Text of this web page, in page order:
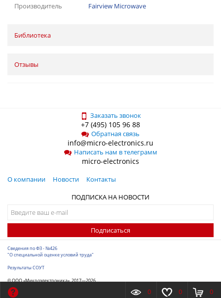
Производитель
Fairview Microwave
Библиотека
Отзывы
Заказать звонок
+7 (495) 105 96 88
Обратная связь
info@micro-electronics.ru
Написать нам в телеграмм
micro-electronics
О компании Новости
Контакты
ПОДПИСКА НА НОВОСТИ
Подписаться
Сведения по ФЗ - №426
"О специальной оценке условий труда"
Результаты СОУТ
© ООО «Микроэлектроника», 2017—2026
Разработка сайта
0 0 0